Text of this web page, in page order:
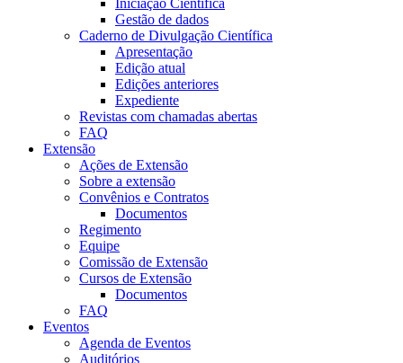
Iniciação Científica
Gestão de dados
Caderno de Divulgação Científica
Apresentação
Edição atual
Edições anteriores
Expediente
Revistas com chamadas abertas
FAQ
Extensão
Ações de Extensão
Sobre a extensão
Convênios e Contratos
Documentos
Regimento
Equipe
Comissão de Extensão
Cursos de Extensão
Documentos
FAQ
Eventos
Agenda de Eventos
Auditórios